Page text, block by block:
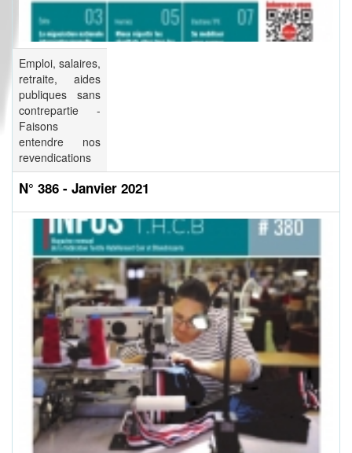
Emploi, salaires,
retraite, aides
publiques sans
contrepartie -
Faisons
entendre nos
revendications
N° 386 - Janvier 2021